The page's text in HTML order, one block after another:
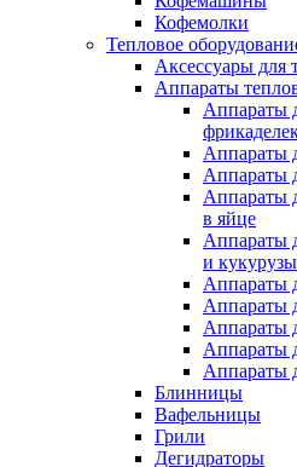
Кофемолки
Тепловое
Аксессуары для
Аппараты
Аппараты
Аппараты
Аппараты
Аппараты
в яйце
Аппараты
и кукурузы
Аппараты
Аппараты
Аппараты
Аппараты
Аппараты
Блинницы
Вафельницы
Грили
Дегидраторы